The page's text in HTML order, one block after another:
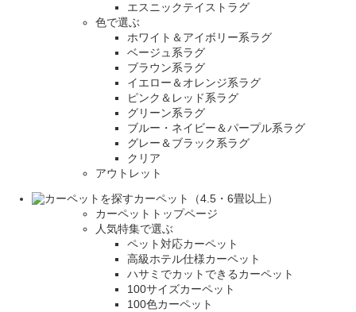
エスニックテイストラグ
色で選ぶ
ホワイト＆アイボリー系ラグ
ベージュ系ラグ
ブラウン系ラグ
イエロー＆オレンジ系ラグ
ピンク＆レッド系ラグ
グリーン系ラグ
ブルー・ネイビー＆パープル系ラグ
グレー＆ブラック系ラグ
クリア
アウトレット
カーペット（4.5・6畳以上）
カーペットトップページ
人気特集で選ぶ
ペット対応カーペット
高級ホテル仕様カーペット
ハサミでカットできるカーペット
100サイズカーペット
100色カーペット